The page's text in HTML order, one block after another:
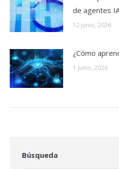
de agentes
12 junio, 2026
¿Cómo
1 junio, 2026
Búsqueda